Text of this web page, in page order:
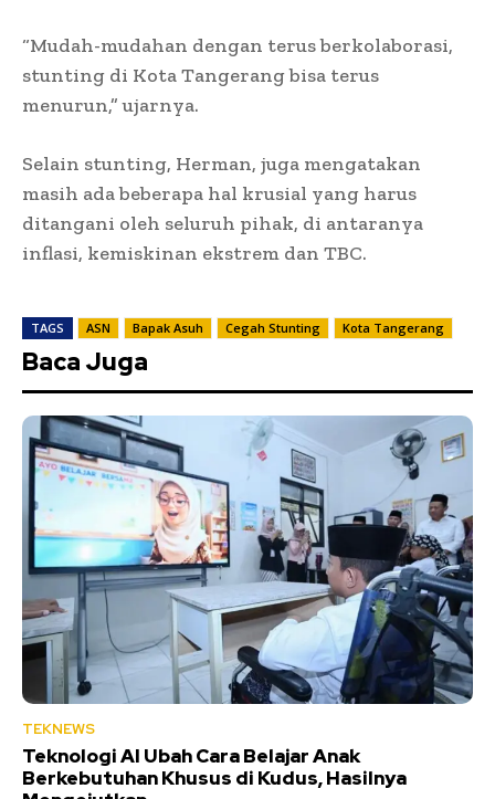
“Mudah-mudahan dengan terus berkolaborasi,
stunting di Kota Tangerang bisa terus
menurun,” ujarnya.
Selain stunting, Herman, juga mengatakan
masih ada beberapa hal krusial yang harus
ditangani oleh seluruh pihak, di antaranya
inflasi, kemiskinan ekstrem dan TBC.
TAGS ASN Bapak Asuh Cegah Stunting Kota Tangerang
Baca Juga
TEKNEWS
Teknologi AI Ubah Cara Belajar Anak
Berkebutuhan Khusus di Kudus, Hasilnya